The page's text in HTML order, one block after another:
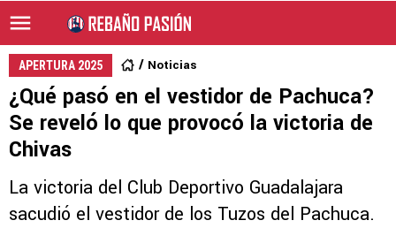
APERTURA 2025 Noticias
¿Qué pasó en el vestidor de Pachuca?
Se reveló lo que provocó la victoria de
Chivas
La victoria del Club Deportivo Guadalajara
sacudió el vestidor de los Tuzos del Pachuca.